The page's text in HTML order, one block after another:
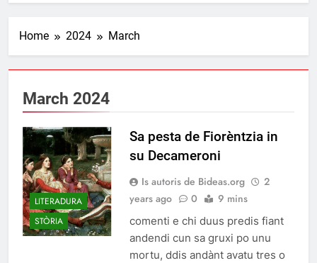
Home 2024 March
March 2024
LITERADURA
STÒRIA
Sa pesta de Fiorèntzia in
su Decameroni
Is autoris de Bideas.org
2
years ago
0 9 mins
comenti e chi duus predis fiant
andendi cun sa gruxi po unu
mortu, ddis andànt avatu tres o